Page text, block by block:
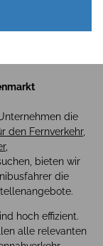
die
den Fernverkehr,
,
bieten wir
die
hoch effizient.
alle relevanten